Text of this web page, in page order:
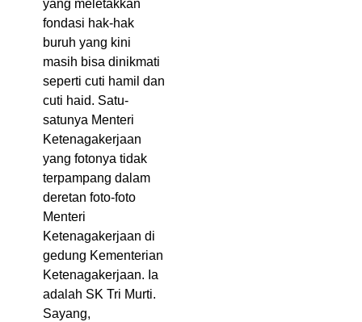
yang meletakkan
fondasi hak-hak
buruh yang kini
masih bisa dinikmati
seperti cuti hamil dan
cuti haid. Satu-
satunya Menteri
Ketenagakerjaan
yang fotonya tidak
terpampang dalam
deretan foto-foto
Menteri
Ketenagakerjaan di
gedung Kementerian
Ketenagakerjaan. Ia
adalah SK Tri Murti.
Sayang,